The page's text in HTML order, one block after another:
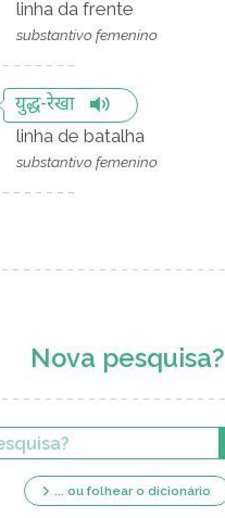
linha da frente
substantivo femenino
युद्ध-रेखा
linha de batalha
substantivo femenino
Nova pesquisa?
... ou folhear o dicionário